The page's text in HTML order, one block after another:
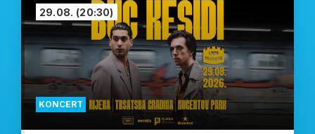
KONCERT
29.08. (20:30)